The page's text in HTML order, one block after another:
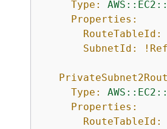
Type:
Properties:
RouteTableId:
SubnetId:
!Ref
Type:
Properties:
RouteTableId: